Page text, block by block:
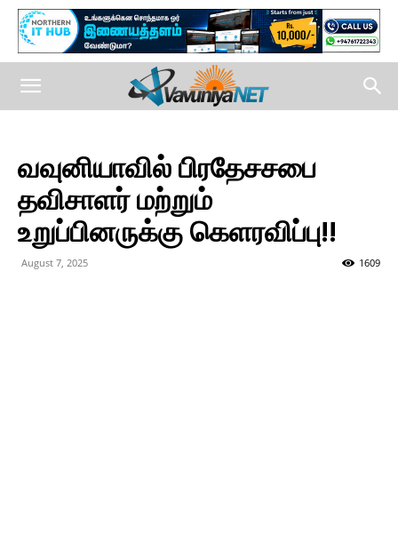
வவுனியாவில் பிரதேசசபை
தவிசாளர் மற்றும்
உறுப்பினருக்கு கெளரவிப்பு!!
August 7, 2025 1609